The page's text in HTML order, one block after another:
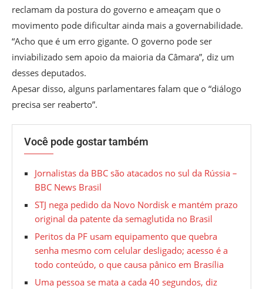
reclamam da postura do governo e ameaçam que o
movimento pode dificultar ainda mais a governabilidade.
“Acho que é um erro gigante. O governo pode ser
inviabilizado sem apoio da maioria da Câmara”, diz um
desses deputados.
Apesar disso, alguns parlamentares falam que o “diálogo
precisa ser reaberto”.
Você pode gostar também
Jornalistas da BBC são atacados no sul da Rússia –
BBC News Brasil
STJ nega pedido da Novo Nordisk e mantém prazo
original da patente da semaglutida no Brasil
Peritos da PF usam equipamento que quebra
senha mesmo com celular desligado; acesso é a
todo conteúdo, o que causa pânico em Brasília
Uma pessoa se mata a cada 40 segundos, diz